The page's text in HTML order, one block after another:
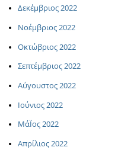
Δεκέμβριος 2022
Νοέμβριος 2022
Οκτώβριος 2022
Σεπτέμβριος 2022
Αύγουστος 2022
Ιούνιος 2022
ΜάΪος 2022
Απρίλιος 2022